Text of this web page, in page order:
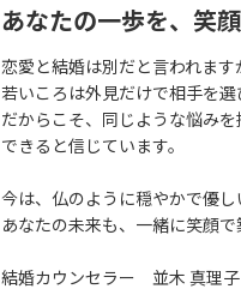
当
あなたの一歩を、笑
恋愛と結婚は別だと言われま
若いころは外見だけで相手を
だからこそ、同じような悩み
できると信じています。
今は、仏のように穏やかで優
あなたの未来も、一緒に笑顔で
結婚カウンセラー 並木 真理子